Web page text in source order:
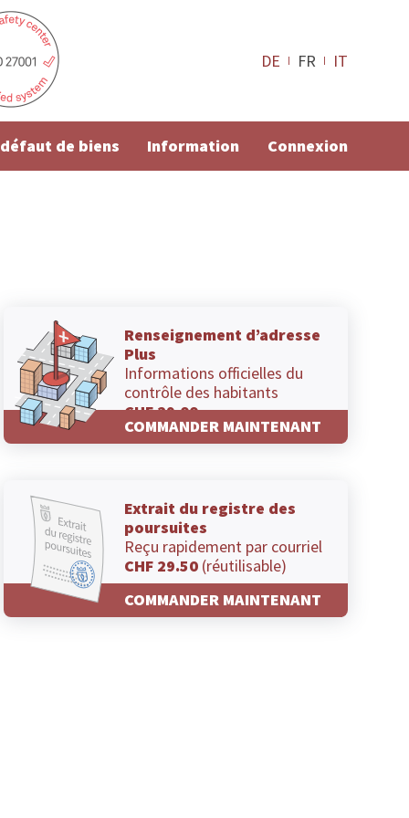
DE FR IT
de biens Information Connexion
Renseignement d’adresse
Plus
Informations officielles du
contrôle des habitants
CHF 29.00
COMMANDER MAINTENANT
Extrait du registre des
poursuites
Reçu rapidement par courriel
CHF 29.50 (réutilisable)
COMMANDER MAINTENANT